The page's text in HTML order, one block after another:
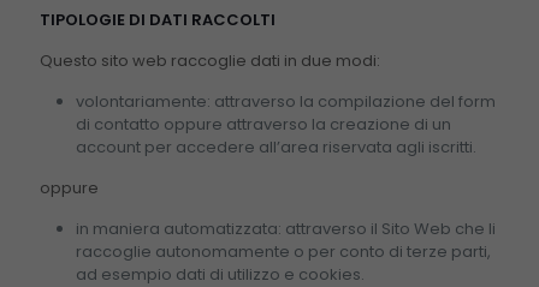
TIPOLOGIE DI DATI RACCOLTI
Questo sito web raccoglie dati in due modi:
volontariamente: attraverso la compilazione del form
di contatto oppure attraverso la creazione di un
account per accedere all’area riservata agli iscritti.
oppure
in maniera automatizzata: attraverso il Sito Web che li
raccoglie autonomamente o per conto di terze parti,
ad esempio dati di utilizzo e cookies.